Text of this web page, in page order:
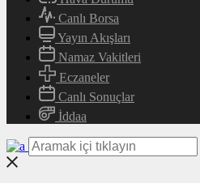
Canlı Borsa
Yayın Akışları
Namaz Vakitleri
Eczaneler
Canlı Sonuçlar
İddaa